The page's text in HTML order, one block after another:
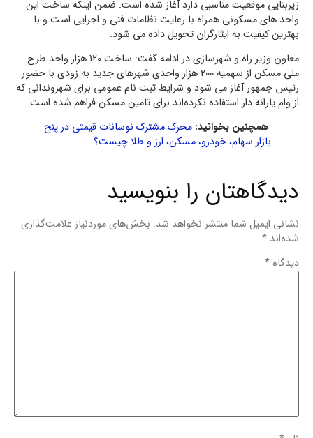
زیربنایی موقعیت مناسبی دارد آغاز شده است. ضمن اینکه ساخت این
واحد های مسکونی همراه با رعایت نظامات فنی و اجرایی است و با
بهترین کیفیت به ایثارگران تحویل داده می شود.
معاون وزیر راه و شهرسازی در ادامه گفت: ساخت 120 هزار واحد طرح
ملی مسکن از سهمیه 200 هزار واحدی شهرهای جدید به زودی با حضور
رئیس جمهور آغاز می شود و شرایط ثبت نام عمومی برای شهروندانی که
از وام یارانه ‌دار استفاده نکرده‌اند برای تامین مسکن فراهم شده است.
همچنین بخوانید: محرک مشترک نوسانات قیمتی در پنج
بازار سهام، خودرو، مسکن، ارز و طلا چیست؟
دیدگاهتان را بنویسید
نشانی ایمیل شما منتشر نخواهد شد. بخش‌های موردنیاز علامت‌گذاری
شده‌اند *
دیدگاه *